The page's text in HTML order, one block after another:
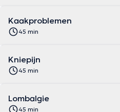
Kaakproblemen
45 min
Kniepijn
45 min
Lombalgie
45 min